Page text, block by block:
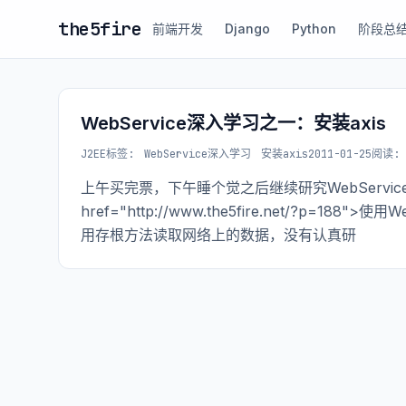
the5fire 前端开发 Django Python 阶段总
WebService深入学习之一：安装axis
J2EE标签: WebService深入学习 安装axis2011-01-25阅读:
上午买完票，下午睡个觉之后继续研究
href="http://www.the5fire.net/?p=188">使用
用存根方法读取网络上的数据，没有认真研